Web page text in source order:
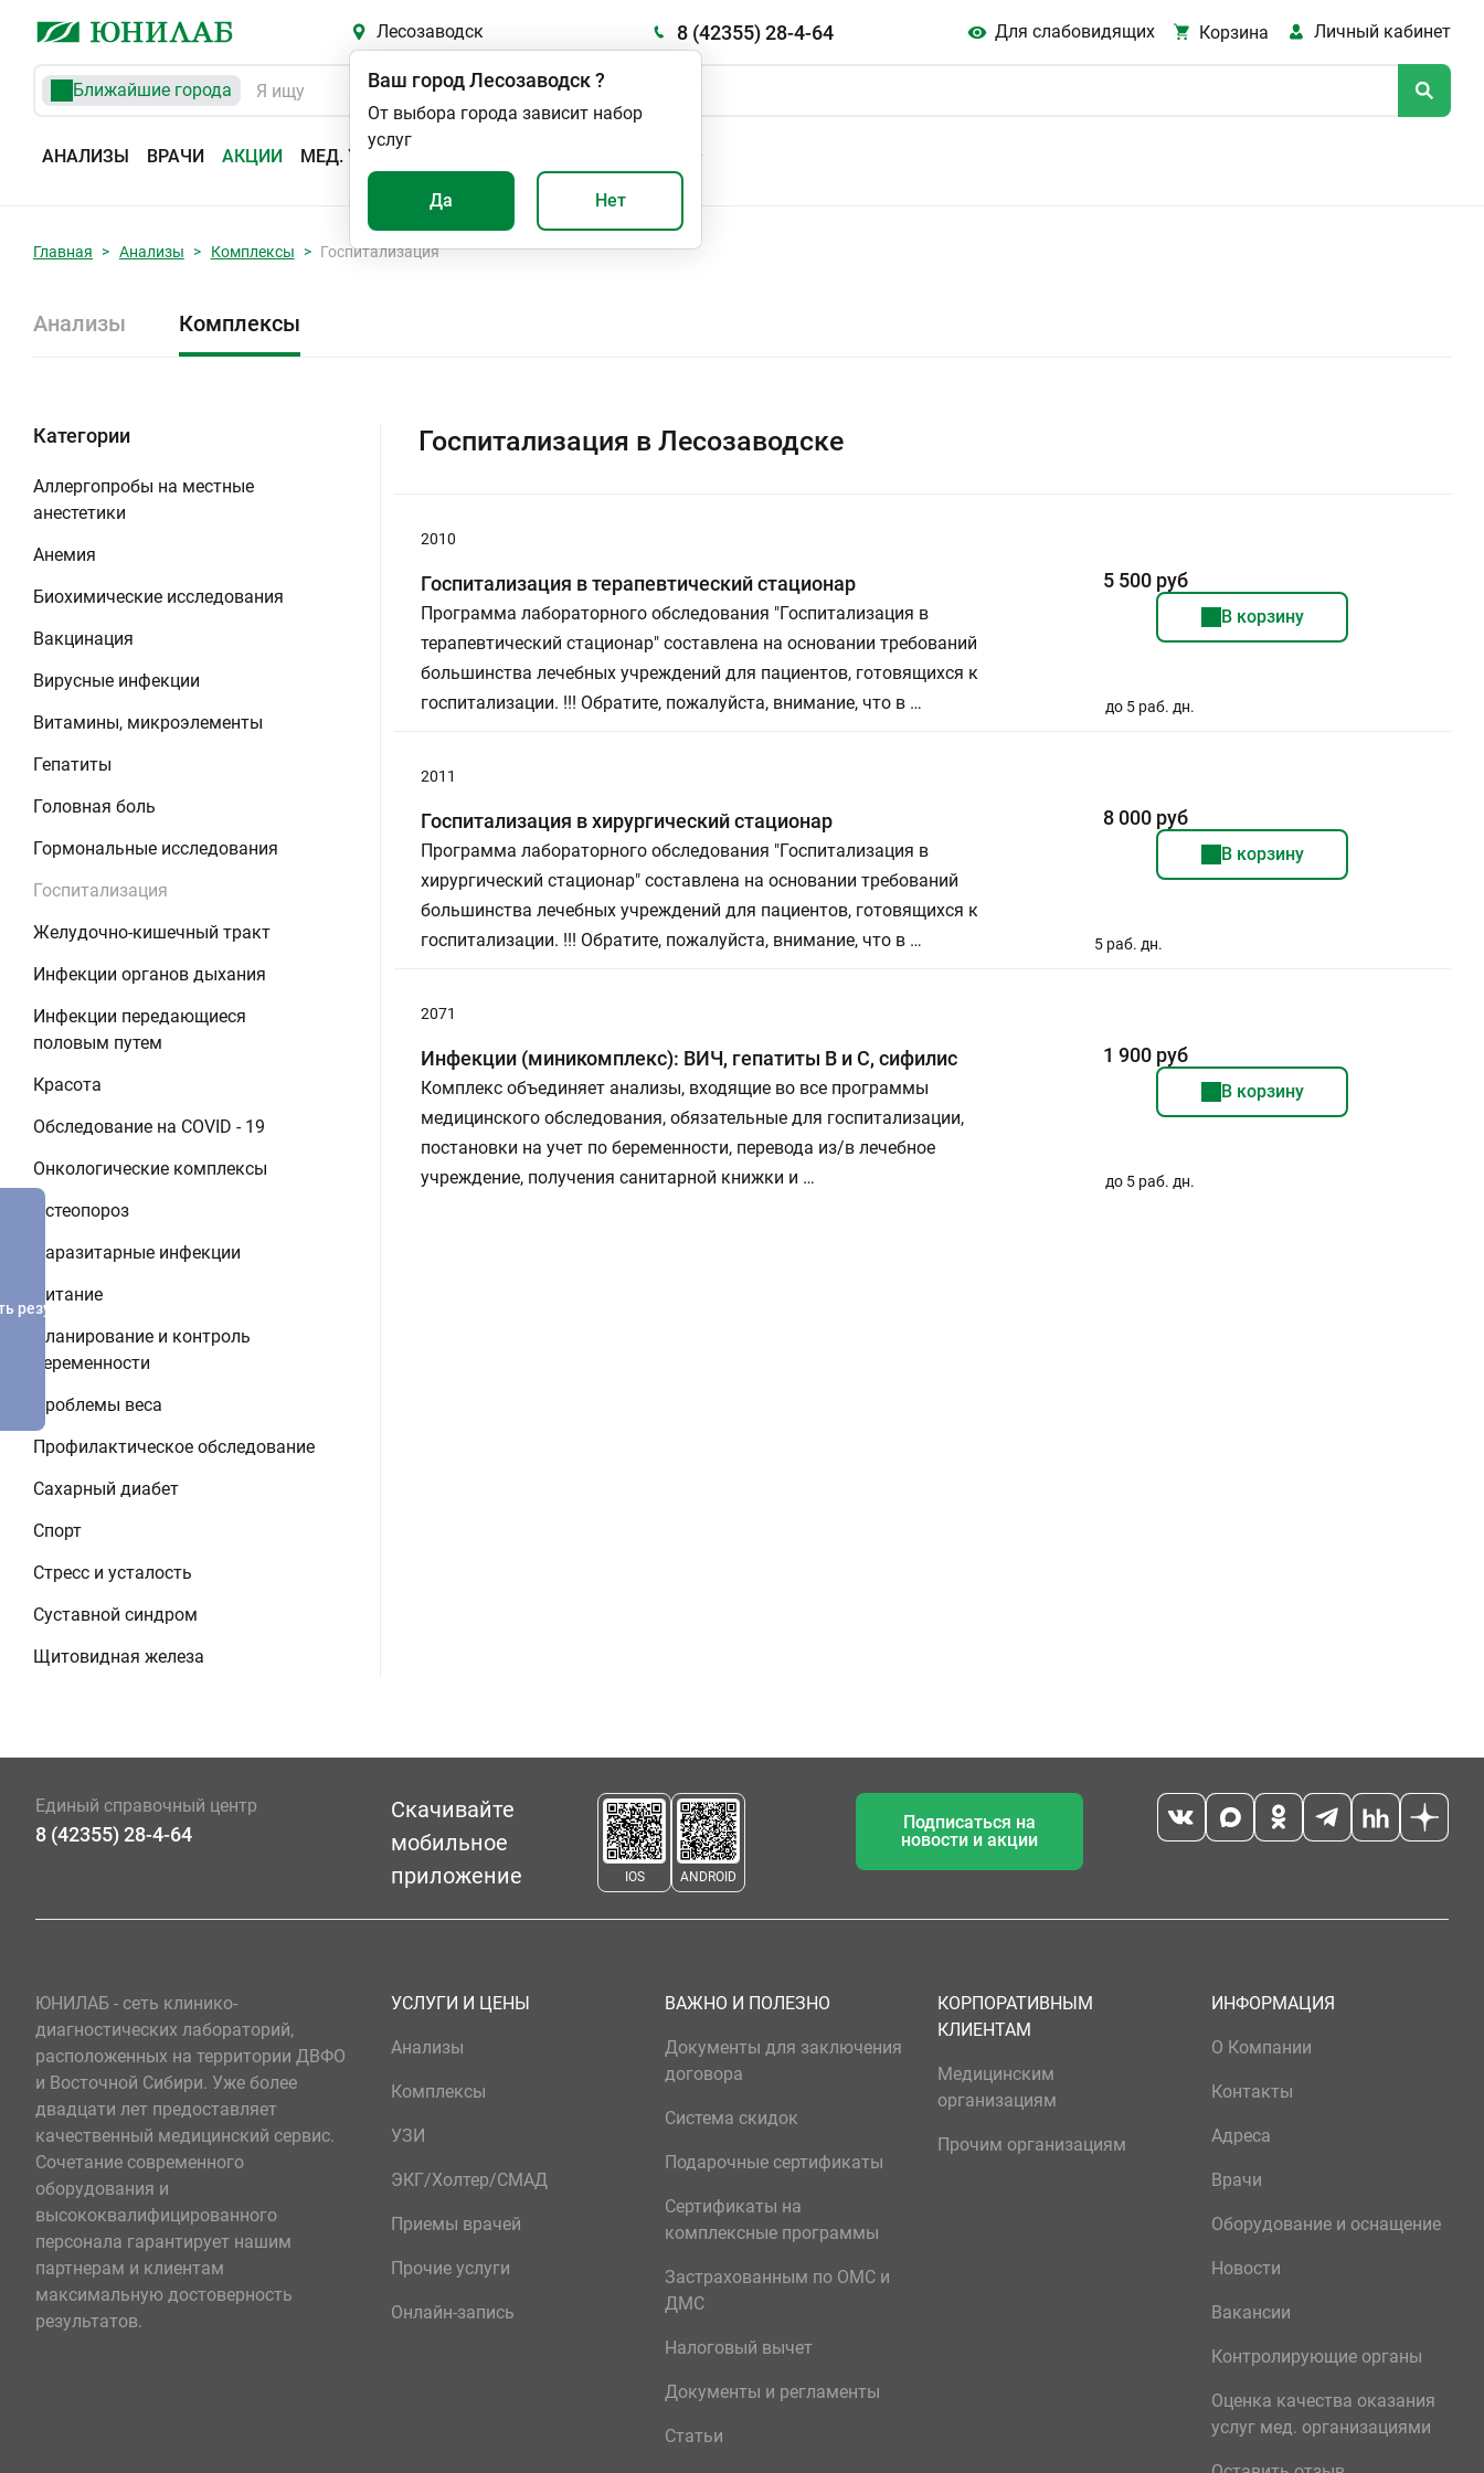
Лесозаводск 8 (42355) 28-4-64 Для слабовидящих Корзина Личный кабинет
Ближайшие города
АНАЛИЗЫ ВРАЧИ АКЦИИ МЕД. УСЛУГИ
Ваш городЛесозаводск?
От выбора города зависит набор
услуг
Да Нет
Главная Анализы Комплексы Госпитализация
Анализы Комплексы
Категории
Аллергопробы на местные
анестетики
Анемия
Биохимические исследования
Вакцинация
Вирусные инфекции
Витамины, микроэлементы
Гепатиты
Головная боль
Гормональные исследования
Госпитализация
Желудочно-кишечный тракт
Инфекции органов дыхания
Инфекции передающиеся
половым путем
Красота
Обследование на COVID - 19
Онкологические комплексы
Остеопороз
Паразитарные инфекции
Питание
Планирование и контроль
беременности
Проблемы веса
Профилактическое обследование
Сахарный диабет
Спорт
Стресс и усталость
Суставной синдром
Щитовидная железа
Госпитализация в Лесозаводске
2010
Госпитализация в терапевтический стационар
Программа лабораторного обследования "Госпитализация в
терапевтический стационар" составлена на основании требований
большинства лечебных учреждений для пациентов, готовящихся к
госпитализации. !!! Обратите, пожалуйста, внимание, что в …
5 500 руб
В корзину
до 5 раб. дн.
2011
Госпитализация в хирургический стационар
Программа лабораторного обследования "Госпитализация в
хирургический стационар" составлена на основании требований
большинства лечебных учреждений для пациентов, готовящихся к
госпитализации. !!! Обратите, пожалуйста, внимание, что в …
8 000 руб
В корзину
5 раб. дн.
2071
Инфекции (миникомплекс): ВИЧ, гепатиты В и С, сифилис
Комплекс объединяет анализы, входящие во все программы
медицинского обследования, обязательные для госпитализации,
постановки на учет по беременности, перевода из/в лечебное
учреждение, получения санитарной книжки и …
1 900 руб
В корзину
до 5 раб. дн.
результатов
Единый справочный центр
8 (42355) 28-4-64
Скачивайте
мобильное
приложение
IOS ANDROID
Подписаться на
новости и акции
ЮНИЛАБ - сеть клинико-
диагностических лабораторий,
расположенных на территории ДВФО
и Восточной Сибири. Уже более
двадцати лет предоставляет
качественный медицинский сервис.
Сочетание современного
оборудования и
высококвалифицированного
персонала гарантирует нашим
партнерам и клиентам
максимальную достоверность
результатов.
УСЛУГИ И ЦЕНЫ
Анализы
Комплексы
УЗИ
ЭКГ/Холтер/СМАД
Приемы врачей
Прочие услуги
Онлайн-запись
ВАЖНО И ПОЛЕЗНО
Документы для заключения
договора
Система скидок
Подарочные сертификаты
Сертификаты на
комплексные программы
Застрахованным по ОМС и
ДМС
Налоговый вычет
Документы и регламенты
Статьи
КОРПОРАТИВНЫМ
КЛИЕНТАМ
Медицинским
организациям
Прочим организациям
ИНФОРМАЦИЯ
О Компании
Контакты
Адреса
Врачи
Оборудование и оснащение
Новости
Вакансии
Контролирующие органы
Оценка качества оказания
услуг мед. организациями